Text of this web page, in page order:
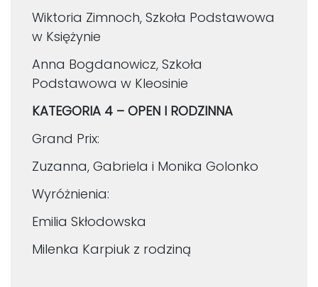
Wiktoria Zimnoch, Szkoła Podstawowa
w Księżynie
Anna Bogdanowicz, Szkoła
Podstawowa w Kleosinie
KATEGORIA 4 – OPEN I RODZINNA
Grand Prix:
Zuzanna, Gabriela i Monika Golonko
Wyróżnienia:
Emilia Skłodowska
Milenka Karpiuk z rodziną